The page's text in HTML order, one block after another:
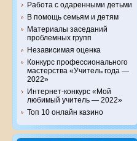
Работа с одаренными детьми
В помощь семьям и детям
Материалы заседаний
проблемных групп
Независимая оценка
Конкурс профессионального
мастерства «Учитель года —
2022»
Интернет-конкурс «Мой
любимый учитель — 2022»
Топ 10 онлайн казино